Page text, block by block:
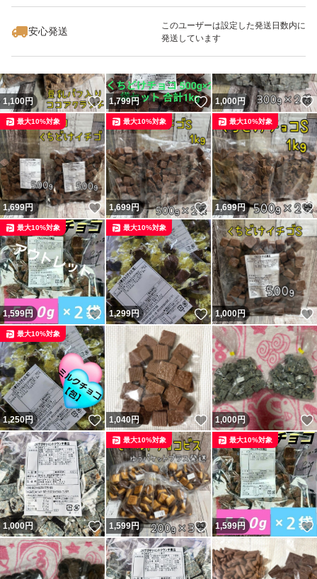
安心発送
このユーザーは設定した発送日数内に
発送しています
1,100円 いいね！
1,799円 いいね！
1,000円
1,699円 いいね！
最大10%対象
1,699円 いいね！
最大10%対象
1,699円
最大10%対象
1,599円 いいね！
最大10%対象
1,299円 いいね！
最大10%対象
1,000円
1,250円 いいね！
最大10%対象
1,040円 いいね！
1,000円
1,000円 いいね！
1,599円 いいね！
最大10%対象
1,599円
最大10%対象